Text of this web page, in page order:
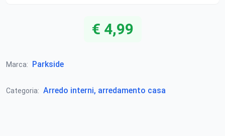
€ 4,99
Marca: Parkside
Categoria: Arredo interni, arredamento casa